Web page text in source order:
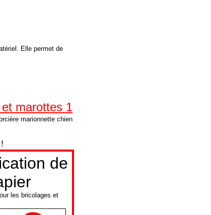
Elle permet de
marottes 1
marionnette chien
de
les bricolages et